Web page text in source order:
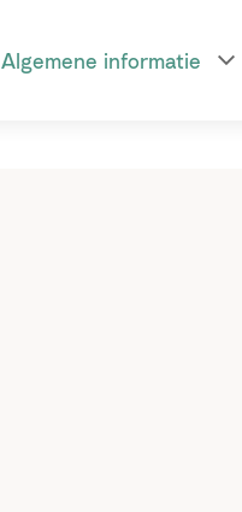
Algemene informatie